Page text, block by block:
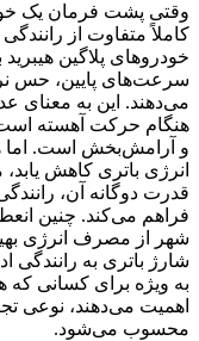
وقتی پشت فرمان یک
کاملاً متفاوت از
خودروهای پلاگین
سرعت‌های پایین، حس
می‌دهند. این به معنای
هنگام حرکت آهسته
و آرامش‌بخش است. اما
انرژی باتری کاهش
قدرت دوگانه آن،
فراهم می‌کند. چنین
شهر از مصرف انرژی
شارژ باتری به رانندگی
به ویژه برای کسانی
اهمیت می‌دهند، نوعی
محسوب می‌شود.